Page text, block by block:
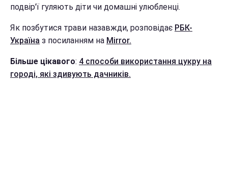
подвір'ї гуляють діти чи домашні улюбленці.
Як позбутися трави назавжди, розповідає РБК-
Україна з посиланням на Mirror.
Більше цікавого: 4 способи використання цукру на
городі, які здивують дачників.